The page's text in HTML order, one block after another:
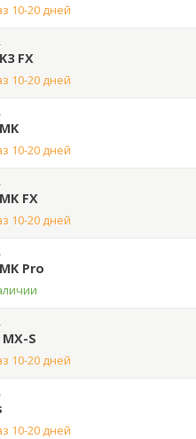
10-20 дней
FX
10-20 дней
10-20 дней
FX
10-20 дней
Pro
S
10-20 дней
10-20 дней